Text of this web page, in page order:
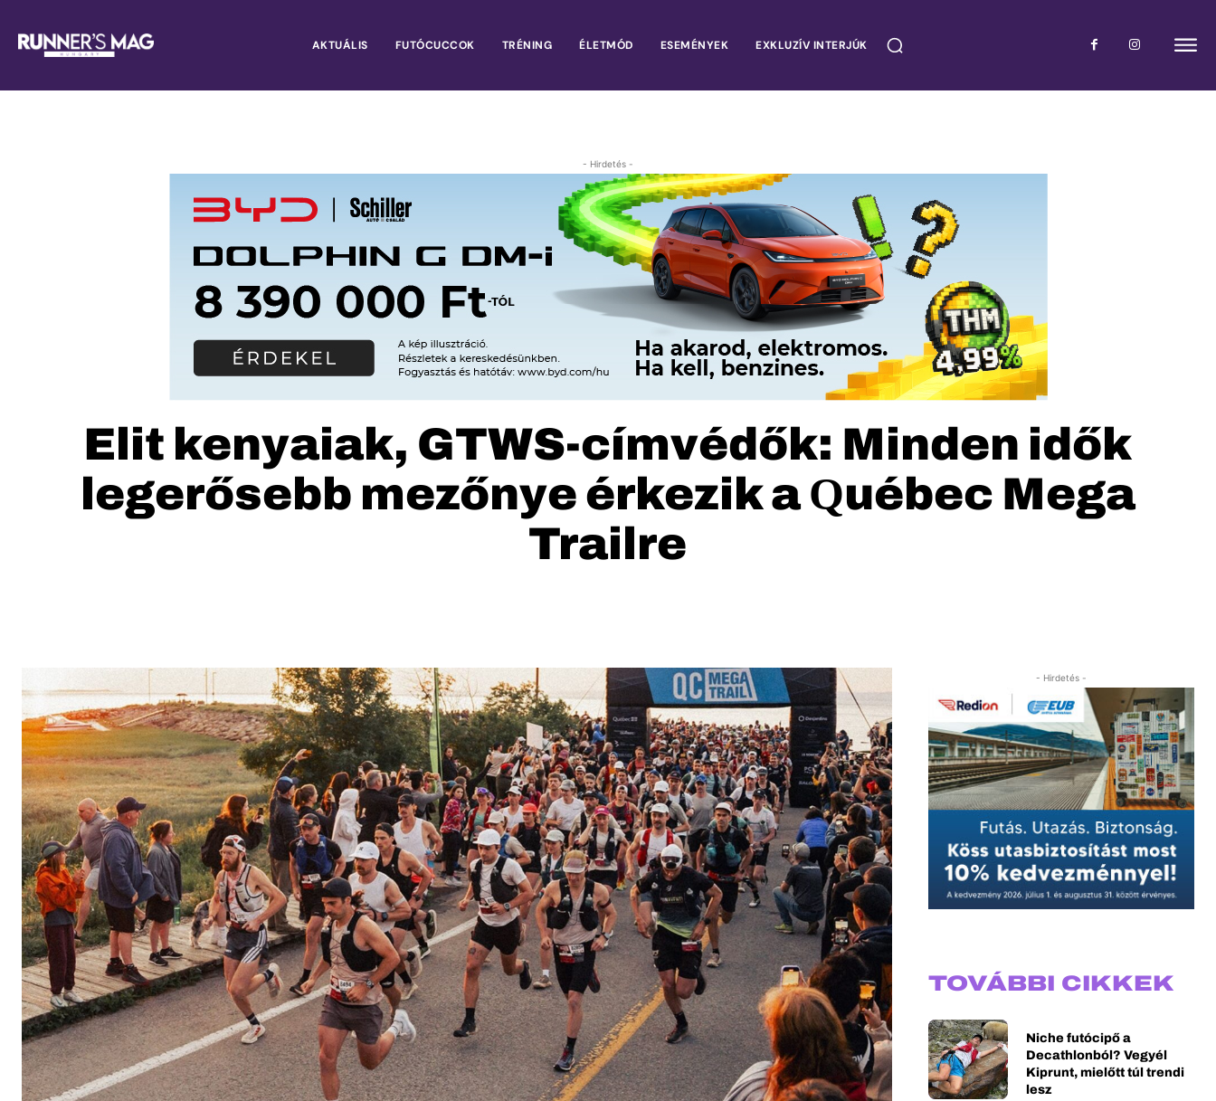
AKTUÁLIS FUTÓCUCCOK TRÉNING ÉLETMÓD ESEMÉNYEK EXKLUZÍV INTERJÚK
- Hirdetés -
Elit kenyaiak, GTWS-címvédők: Minden idők
legerősebb mezőnye érkezik a Québec Mega
Trailre
- Hirdetés -
TOVÁBBI CIKKEK
Niche futócipő a
Decathlonból? Vegyél
Kiprunt, mielőtt túl trendi
lesz